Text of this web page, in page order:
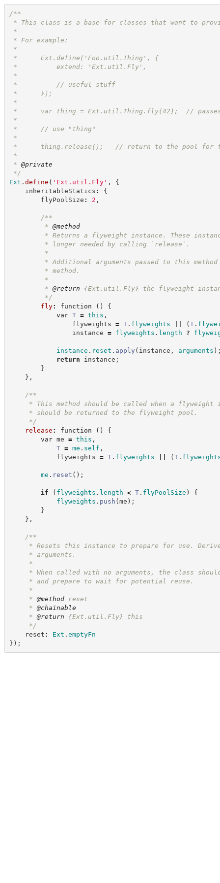
/**
* This class is a base for classes that want to
*
* For example:
*
*      Ext.define('Foo.util.Thing', {
*          extend: 'Ext.util.Fly',
*
*          // useful stuff
*      });
*
*      var thing = Ext.util.Thing.fly(42);  // passes
*
*      // use "thing"
*
*      thing.release();   // return to the pool for
*
* @private
*/
Ext . define ( ' Ext.util.Fly' ,
{
inheritableStatics :
{
flyPoolSize : 2 ,
/**
* @method
* Returns a flyweight instance. These instances
* longer needed by calling `release`.
*
* Additional arguments passed to this method
* method.
*
* @return {Ext.util.Fly}
the flyweight
*/
fly: function ( )
{
var T = this ,
flyweights = T. flyweights (T.
instance = flyweights . length ?
instance . reset . apply ( instance , arguments )
return instance ;
}
} ,
/**
* This method should be called when a flyweight
* should be returned to the flyweight pool.
*/
release : function ( )
{
var me = this ,
T = me . self ,
flyweights = T. flyweights (T.
me . reset ( ) ;
if ( flyweights . length < T. flyPoolSize )
{
flyweights . push (me ) ;
}
} ,
/**
* Resets this instance to prepare for use.
* arguments.
*
* When called with no arguments, the class
* and prepare to wait for potential reuse.
*
* @method reset
* @chainable
* @return {Ext.util.Fly}
this
*/
reset : Ext . emptyFn
} ) ;